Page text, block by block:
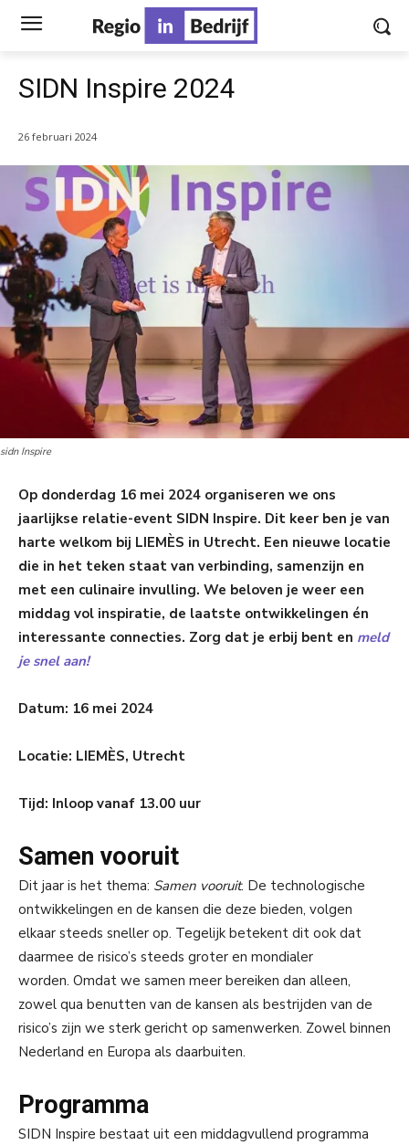
SIDN Inspire 2024
26 februari 2024
sidn Inspire
Op donderdag 16 mei 2024 organiseren we ons
jaarlijkse relatie-event SIDN Inspire. Dit keer ben je van
harte welkom bij LIEMÈS in Utrecht. Een nieuwe locatie
die in het teken staat van verbinding, samenzijn en
met een culinaire invulling. We beloven je weer een
middag vol inspiratie, de laatste ontwikkelingen én
interessante connecties. Zorg dat je erbij bent en meld
je snel aan!
Datum: 16 mei 2024
Locatie: LIEMÈS, Utrecht
Tijd: Inloop vanaf 13.00 uur
Samen vooruit
Dit jaar is het thema: Samen vooruit. De technologische
ontwikkelingen en de kansen die deze bieden, volgen
elkaar steeds sneller op. Tegelijk betekent dit ook dat
daarmee de risico’s steeds groter en mondialer
worden. Omdat we samen meer bereiken dan alleen,
zowel qua benutten van de kansen als bestrijden van de
risico’s zijn we sterk gericht op samenwerken. Zowel binnen
Nederland en Europa als daarbuiten.
Programma
SIDN Inspire bestaat uit een middagvullend programma